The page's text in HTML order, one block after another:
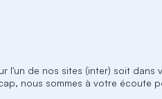
l'un de nos sites (inter) soit dans
nous sommes à votre écoute